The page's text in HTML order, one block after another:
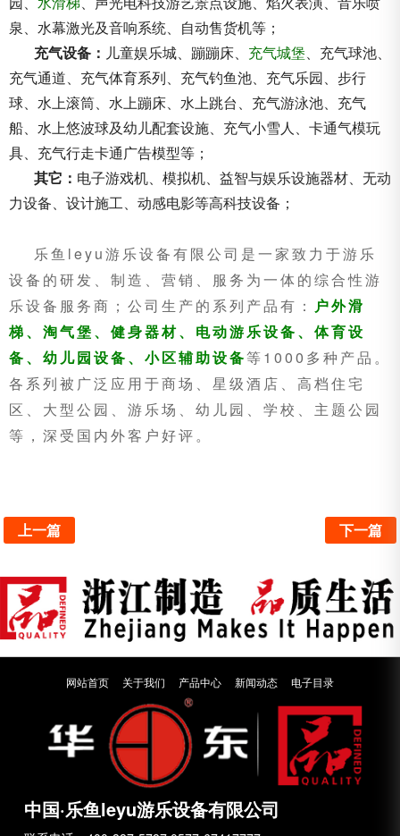
泉、水幕激光及音响系统、自动售货机等；
充气设备： 儿童娱乐城、蹦蹦床、 充气城堡 、充气球池、
充气通道、充气体育系列、充气钓鱼池、充气乐园、步行
球、水上滚筒、水上蹦床、水上跳台、充气游泳池、充气
船、水上悠波球及幼儿配套设施、充气小雪人、卡通气模玩
具、充气行走卡通广告模型等；
其它： 电子游戏机、模拟机、益智与娱乐设施器材、无动
力设备、设计施工、动感电影等高科技设备；
乐鱼leyu游乐设备有限公司是一家致力于游乐
设备的研发、制造、营销、服务为一体的综合性游
乐设备服务商；公司生产的系列产品有： 户外滑
梯、 淘气堡、 健身器材、 电动游乐设备、 体育设
备、 幼儿园设备、 小区辅助设备等1000多种产品。
各系列被广泛应用于商场、星级酒店、高档住宅
区、大型公园、游乐场、幼儿园、学校、主题公园
等，深受国内外客户好评。
上一篇 下一篇
网站首页 关于我们 产品中心 新闻动态 电子目录
中国·乐鱼leyu游乐设备有限公司